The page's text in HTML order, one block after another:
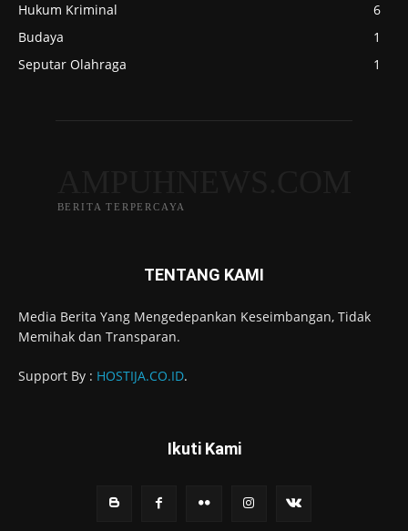
Hukum Kriminal
6
Budaya
1
Seputar Olahraga
1
BERITA TERPERCAYA
TENTANG KAMI
Media Berita Yang Mengedepankan Keseimbangan, Tidak
Memihak dan Transparan.
Support By : HOSTIJA.CO.ID.
Ikuti Kami